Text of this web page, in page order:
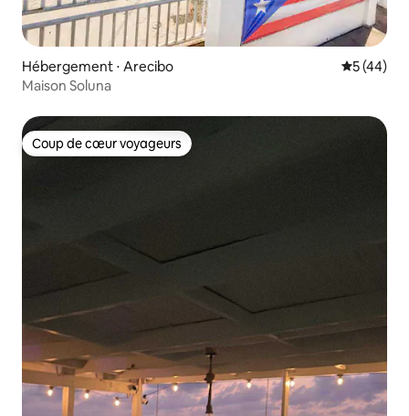
Hébergement ⋅ Arecibo
5 (44)
Maison Soluna
Coup de cœur voyageurs
Coup de cœur voyageurs